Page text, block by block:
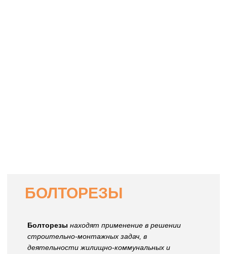
БОЛТОРЕЗЫ
Болторезы находят применение в решении
строительно-монтажных задач, в
деятельности жилищно-коммунальных и